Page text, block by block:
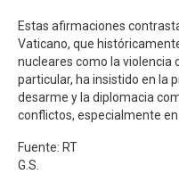
Estas afirmaciones
Vaticano, que
nucleares como la violencia
particular, ha insistido en la
desarme y la diplomacia
conflictos, especialmente
Fuente: RT
G.S.